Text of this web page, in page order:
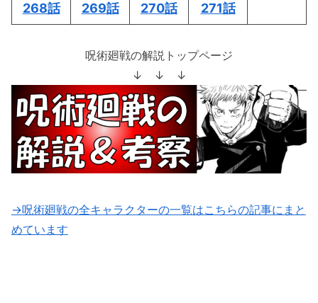
268話 269話 270話 271話
呪術廻戦の解説トップページ
↓ ↓ ↓
→呪術廻戦の全キャラクターの一覧はこちらの記事にまと
めています